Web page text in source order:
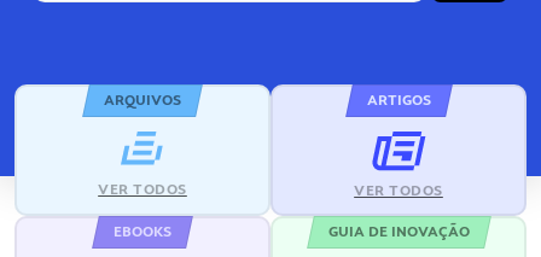
ARQUIVOS
VER TODOS
ARTIGOS
VER TODOS
EBOOKS GUIA DE INOVAÇÃO